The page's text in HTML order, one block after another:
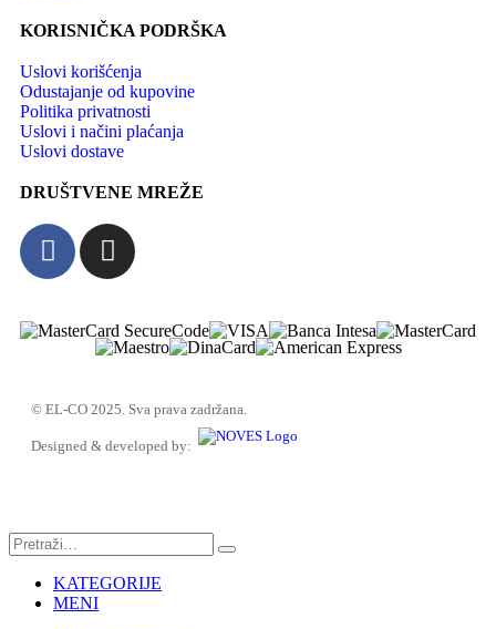
KORISNIČKA PODRŠKA
Uslovi korišćenja
Odustajanje od kupovine
Politika privatnosti
Uslovi i načini plaćanja
Uslovi dostave
DRUŠTVENE MREŽE
© EL-CO 2025. Sva prava zadržana.
Designed & developed by:
KATEGORIJE
MENI